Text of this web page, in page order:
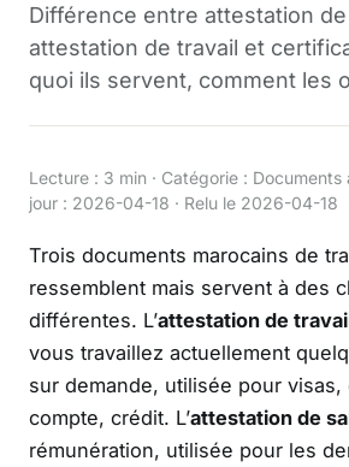
Différence entre attestation de
attestation de travail et
quoi ils servent, comment les
Lecture : 3 min · Catégorie : Documents
jour : 2026-04-18 · Relu le 2026-04-18
Trois documents marocains de
ressemblent mais servent à des
différentes. L’attestation de
vous travaillez actuellement
sur demande, utilisée pour
compte, crédit. L’attestation de
rémunération, utilisée pour les